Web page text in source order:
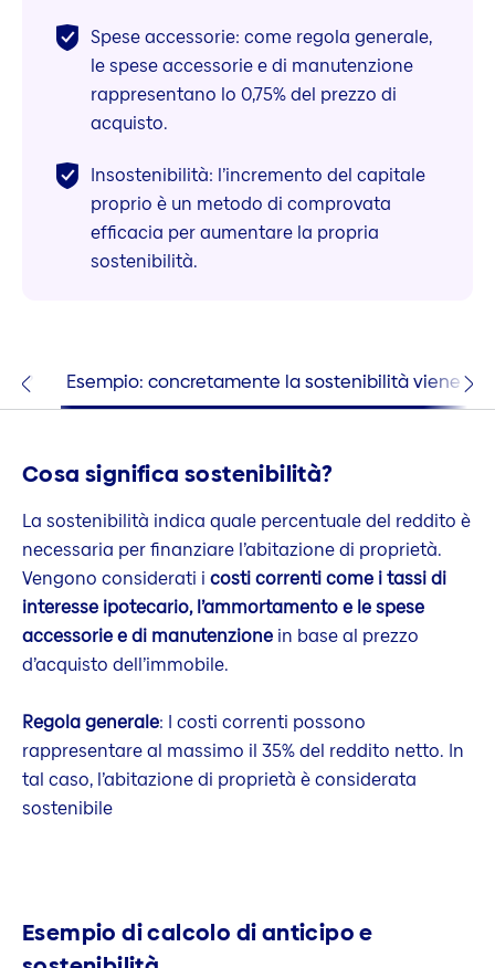
Spese accessorie: come regola generale,
le spese accessorie e di manutenzione
rappresentano lo 0,75% del prezzo di
acquisto.
Insostenibilità: l’incremento del capitale
proprio è un metodo di comprovata
efficacia per aumentare la propria
sostenibilità.
Esempio: concretamente la sostenibilità viene
Cosa significa sostenibilità?
La sostenibilità indica quale percentuale del reddito è
necessaria per finanziare l’abitazione di proprietà.
Vengono considerati i costi correnti come i tassi di
interesse ipotecario, l’ammortamento e le spese
accessorie e di manutenzione in base al prezzo
d’acquisto dell’immobile.
Regola generale: I costi correnti possono
rappresentare al massimo il 35% del reddito netto. In
tal caso, l’abitazione di proprietà è considerata
sostenibile
Esempio di calcolo di anticipo e